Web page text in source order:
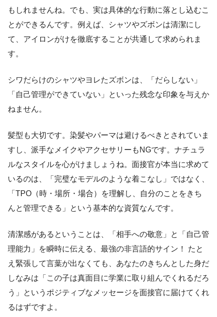
もしれませんね。でも、実は具体的な行動に落とし込むこ
とができるんです。例えば、シャツやズボンは清潔にし
て、アイロンがけを徹底することが共通して求められま
す。
シワだらけのシャツやヨレたズボンは、「だらしない」
「自己管理ができていない」といった残念な印象を与えか
ねません。
髪型も大切です。染髪やパーマは避けるべきとされていま
すし、派手なメイクやアクセサリーもNGです。ナチュラ
ルなスタイルを心がけましょうね。面接官が本当に求めて
いるのは、「完璧なモデルのような着こなし」ではなく、
「TPO（時・場所・場合）を理解し、自分のことをきち
んと管理できる」という基本的な資質なんです。
清潔感があるということは、「相手への敬意」と「自己管
理能力」を瞬時に伝える、最強の非言語的サイン！ たと
え緊張して言葉が出なくても、あなたのきちんとした身だ
しなみは「この子は真面目に学業に取り組んでくれるだろ
う」というポジティブなメッセージを面接官に届けてくれ
るはずですよ。